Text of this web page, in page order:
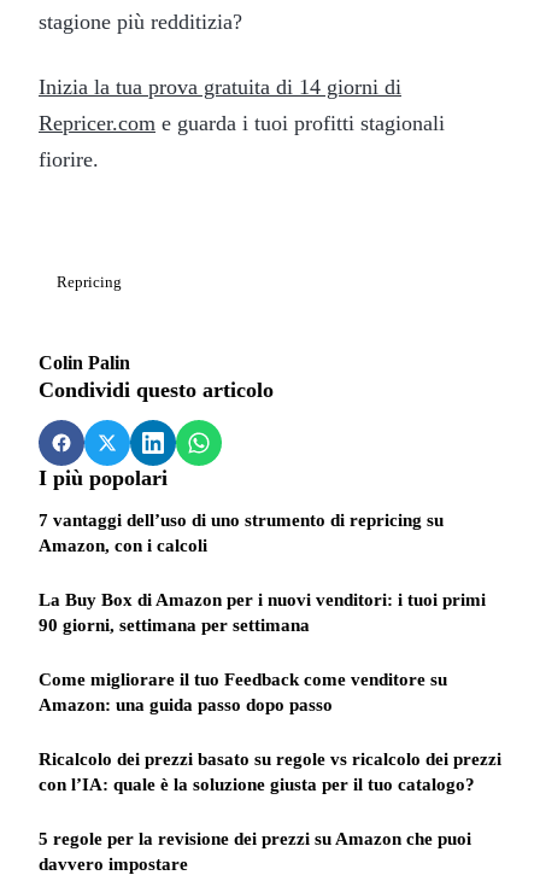
stagione più redditizia?
Inizia la tua prova gratuita di 14 giorni di
Repricer.com e guarda i tuoi profitti stagionali
fiorire.
Repricing
Colin Palin
Condividi questo articolo
I più popolari
7 vantaggi dell’uso di uno strumento di repricing su
Amazon, con i calcoli
La Buy Box di Amazon per i nuovi venditori: i tuoi primi
90 giorni, settimana per settimana
Come migliorare il tuo Feedback come venditore su
Amazon: una guida passo dopo passo
Ricalcolo dei prezzi basato su regole vs ricalcolo dei prezzi
con l’IA: quale è la soluzione giusta per il tuo catalogo?
5 regole per la revisione dei prezzi su Amazon che puoi
davvero impostare